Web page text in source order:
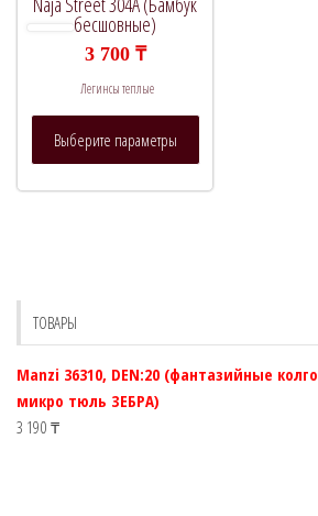
бесшовные)
3 700 ₸
Легинсы теплые
Выберите параметры
Этот
товара.
ТОВАРЫ
Manzi 36310, DEN:20 (фантазийные
микро тюль ЗЕБРА)
3 190 ₸